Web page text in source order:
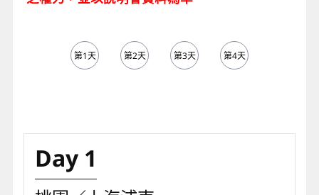
第1天 第2天 第3天 第4天
Day 1